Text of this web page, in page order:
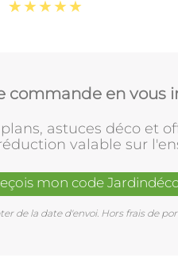
commande en vous
astuces déco et
valable sur
mon code
de la date d'envoi. Hors frais de